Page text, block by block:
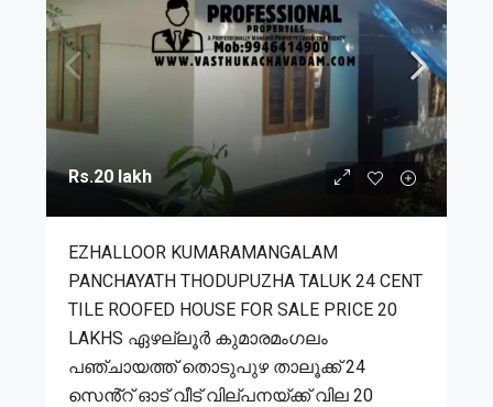
Rs.20 lakh
EZHALLOOR KUMARAMANGALAM
PANCHAYATH THODUPUZHA TALUK 24 CENT
TILE ROOFED HOUSE FOR SALE PRICE 20
LAKHS ഏഴല്ലൂർ കുമാരമംഗലം
പഞ്ചായത്ത് തൊടുപുഴ താലൂക്ക് 24
സെൻ്റ് ഓട് വീട് വില്പനയ്ക്ക് വില 20